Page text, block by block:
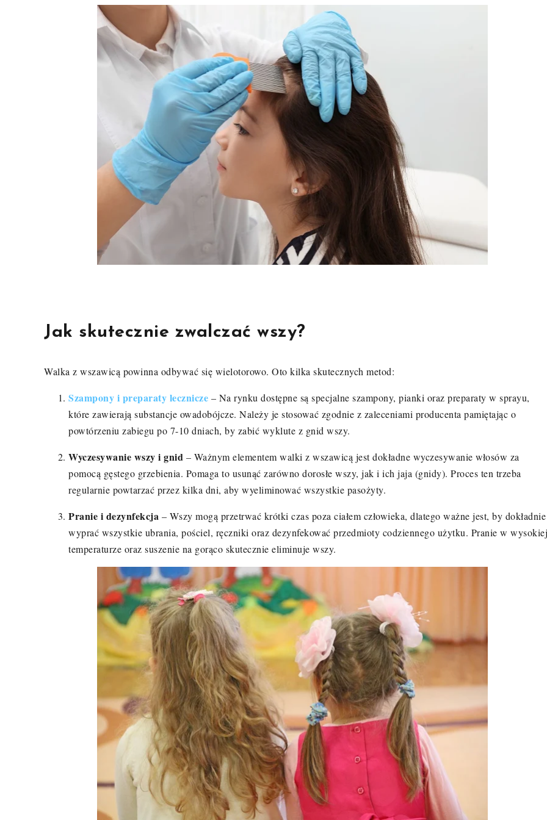
Jak skutecznie zwalczać wszy?
Walka z wszawicą powinna odbywać się wielotorowo. Oto kilka skutecznych metod:
Szampony i preparaty lecznicze – Na rynku dostępne są specjalne szampony, pianki oraz preparaty w sprayu,
które zawierają substancje owadobójcze. Należy je stosować zgodnie z zaleceniami producenta pamiętając o
powtórzeniu zabiegu po 7-10 dniach, by zabić wyklute z gnid wszy.
Wyczesywanie wszy i gnid – Ważnym elementem walki z wszawicą jest dokładne wyczesywanie włosów za
pomocą gęstego grzebienia. Pomaga to usunąć zarówno dorosłe wszy, jak i ich jaja (gnidy). Proces ten trzeba
regularnie powtarzać przez kilka dni, aby wyeliminować wszystkie pasożyty.
Pranie i dezynfekcja – Wszy mogą przetrwać krótki czas poza ciałem człowieka, dlatego ważne jest, by dokładnie
wyprać wszystkie ubrania, pościel, ręczniki oraz dezynfekować przedmioty codziennego użytku. Pranie w wysokiej
temperaturze oraz suszenie na gorąco skutecznie eliminuje wszy.